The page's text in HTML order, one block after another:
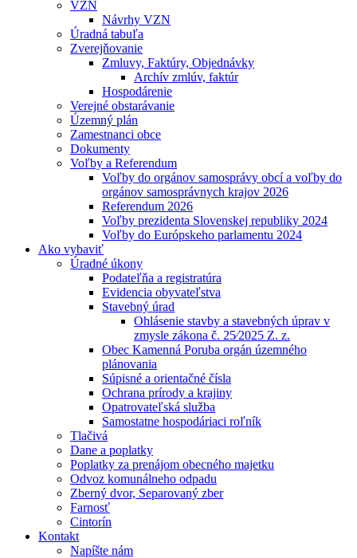
VZN
Návrhy VZN
Úradná tabuľa
Zverejňovanie
Zmluvy, Faktúry, Objednávky
Archív zmlúv, faktúr
Hospodárenie
Verejné obstarávanie
Územný plán
Zamestnanci obce
Dokumenty
Voľby a Referendum
Voľby do orgánov samosprávy obcí a voľby do
orgánov samosprávnych krajov 2026
Referendum 2026
Voľby prezidenta Slovenskej republiky 2024
Voľby do Európskeho parlamentu 2024
Ako vybaviť
Úradné úkony
Podateľňa a registratúra
Evidencia obyvateľstva
Stavebný úrad
Ohlásenie stavby a stavebných úprav v
zmysle zákona č. 25⁄2025 Z. z.
Obec Kamenná Poruba orgán územného
plánovania
Súpisné a orientačné čísla
Ochrana prírody a krajiny
Opatrovateľská služba
Samostatne hospodáriaci roľník
Tlačivá
Dane a poplatky
Poplatky za prenájom obecného majetku
Odvoz komunálneho odpadu
Zberný dvor, Separovaný zber
Farnosť
Cintorín
Kontakt
Napíšte nám